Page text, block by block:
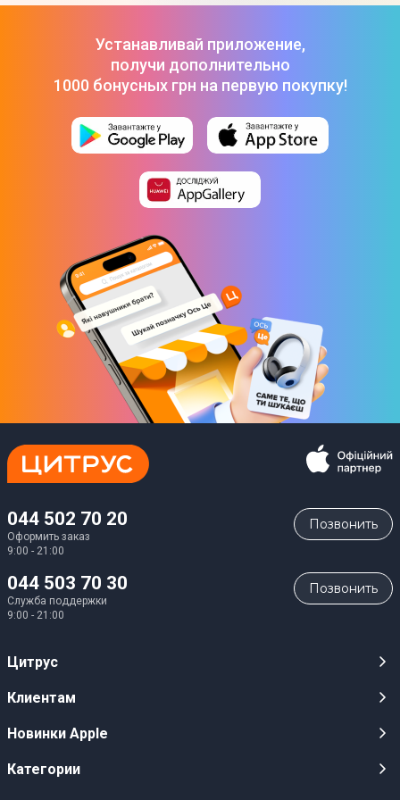
Сетевой удлинитель ColorWay 44W (White) CW-CHE44W
Устанавливай приложение,
получи дополнительно
1000 бонусных грн на первую покупку!
044 502 70 20
Оформить заказ
9:00 - 21:00
Позвонить
044 503 70 30
Служба поддержки
9:00 - 21:00
Позвонить
Цитрус
Карьера
Оптовым клиентам
Клиентам
Публичные оферты
Новинки Apple
iPhone 17
Категории